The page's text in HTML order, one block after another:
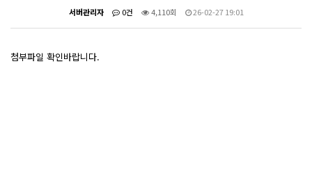
서버관리자 0건 4,110회 26-02-27 19:01
첨부파일 확인바랍니다.